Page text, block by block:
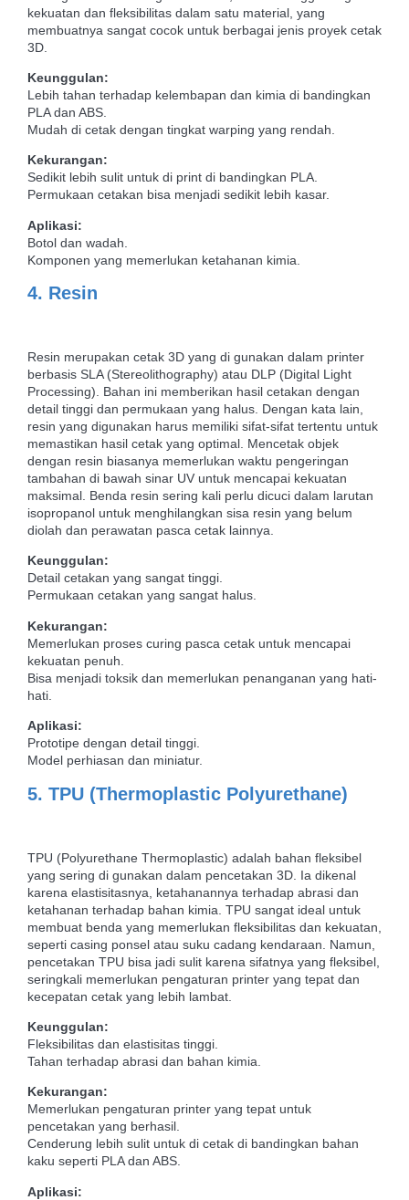
kekuatan dan fleksibilitas dalam satu material, yang
membuatnya sangat cocok untuk berbagai jenis proyek cetak
3D.
Keunggulan:
Lebih tahan terhadap kelembapan dan kimia di bandingkan
PLA dan ABS.
Mudah di cetak dengan tingkat warping yang rendah.
Kekurangan:
Sedikit lebih sulit untuk di print di bandingkan PLA.
Permukaan cetakan bisa menjadi sedikit lebih kasar.
Aplikasi:
Botol dan wadah.
Komponen yang memerlukan ketahanan kimia.
4. Resin
Resin merupakan cetak 3D yang di gunakan dalam printer
berbasis SLA (Stereolithography) atau DLP (Digital Light
Processing). Bahan ini memberikan hasil cetakan dengan
detail tinggi dan permukaan yang halus. Dengan kata lain,
resin yang digunakan harus memiliki sifat-sifat tertentu untuk
memastikan hasil cetak yang optimal. Mencetak objek
dengan resin biasanya memerlukan waktu pengeringan
tambahan di bawah sinar UV untuk mencapai kekuatan
maksimal. Benda resin sering kali perlu dicuci dalam larutan
isopropanol untuk menghilangkan sisa resin yang belum
diolah dan perawatan pasca cetak lainnya.
Keunggulan:
Detail cetakan yang sangat tinggi.
Permukaan cetakan yang sangat halus.
Kekurangan:
Memerlukan proses curing pasca cetak untuk mencapai
kekuatan penuh.
Bisa menjadi toksik dan memerlukan penanganan yang hati-
hati.
Aplikasi:
Prototipe dengan detail tinggi.
Model perhiasan dan miniatur.
5. TPU (Thermoplastic Polyurethane)
TPU (Polyurethane Thermoplastic) adalah bahan fleksibel
yang sering di gunakan dalam pencetakan 3D. Ia dikenal
karena elastisitasnya, ketahanannya terhadap abrasi dan
ketahanan terhadap bahan kimia. TPU sangat ideal untuk
membuat benda yang memerlukan fleksibilitas dan kekuatan,
seperti casing ponsel atau suku cadang kendaraan. Namun,
pencetakan TPU bisa jadi sulit karena sifatnya yang fleksibel,
seringkali memerlukan pengaturan printer yang tepat dan
kecepatan cetak yang lebih lambat.
Keunggulan:
Fleksibilitas dan elastisitas tinggi.
Tahan terhadap abrasi dan bahan kimia.
Kekurangan:
Memerlukan pengaturan printer yang tepat untuk
pencetakan yang berhasil.
Cenderung lebih sulit untuk di cetak di bandingkan bahan
kaku seperti PLA dan ABS.
Aplikasi: